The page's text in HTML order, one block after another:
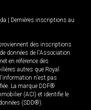
Dernières inscriptions au
des inscriptions
données de l'Association
en référence des
autres que Royal
n'est pas
La marque DDF®
(ACI) et identifie le
(SDD®).